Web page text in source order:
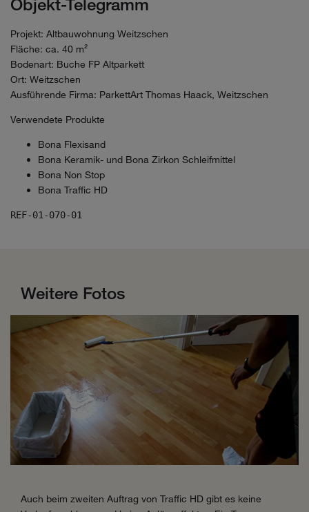
Objekt-Telegramm
Projekt: Altbauwohnung Weitzschen
Fläche: ca. 40 m²
Bodenart: Buche FP Altparkett
Ort: Weitzschen
Ausführende Firma: ParkettArt Thomas Haack, Weitzschen
Verwendete Produkte
Bona Flexisand
Bona Keramik- und Bona Zirkon Schleifmittel
Bona Non Stop
Bona Traffic HD
REF-01-070-01
Weitere Fotos
Auch beim zweiten Auftrag von Traffic HD gibt es keine